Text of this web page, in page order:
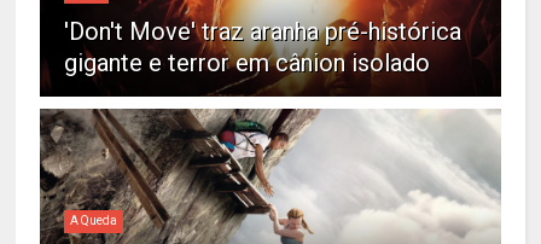
'Don't Move' traz aranha pré-histórica
gigante e terror em cânion isolado
A Queda